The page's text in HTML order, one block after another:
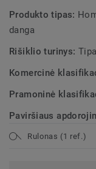
Produkto tipas:
danga
Rišiklio turinys:
Komercinė
Pramoninė
Paviršiaus
Rulonas (1 ref.)